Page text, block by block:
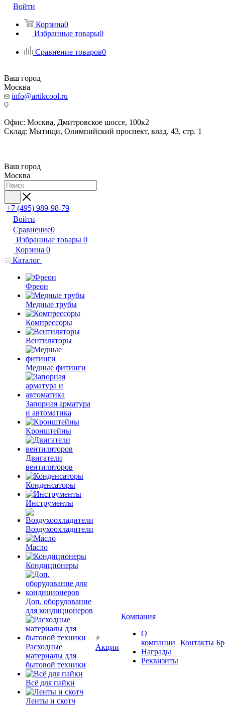
Войти
Корзина0
Избранные товары0
Сравнение товаров0
Ваш город
Москва
info@artikcool.ru
Офис: Москва, Дмитровское шоссе, 100к2
Склад: Мытищи, Олимпийский проспект, влад. 43, стр. 1
Ваш город
Москва
+7 (495) 989-98-79
Войти
Сравнение0
Избранные товары 0
Корзина 0
Каталог
Фреон
Медные трубы
Компрессоры
Вентиляторы
Медные фитинги
Запорная арматура
и автоматика
Кронштейны
Двигатели
вентиляторов
Конденсаторы
Инструменты
Воздухоохладители
Масло
Кондиционеры
Доп. оборудование
для кондиционеров
Расходные
материалы для
бытовой техники
Всё для пайки
Ленты и скотч
Акции
Компания
О
компании
Награды
Реквизиты
Контакты